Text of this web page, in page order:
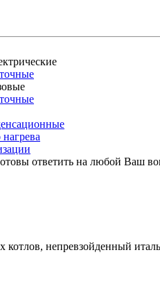
ответить на любой Ваш
непревзойденный